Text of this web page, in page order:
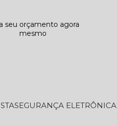
seu orçamento agora
mesmo
SEGURANÇA ELETRÔNICA